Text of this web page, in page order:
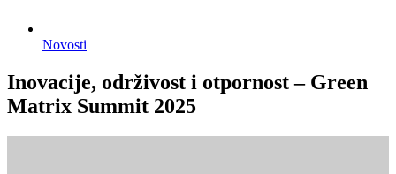
Novosti
Inovacije, održivost i otpornost – Green
Matrix Summit 2025